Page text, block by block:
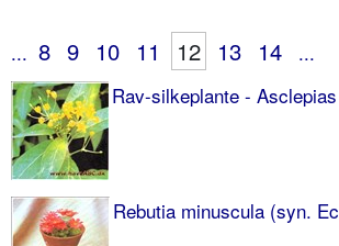
... 8 9 10 11 12 13 14
...
Rav-silkeplante -
Rebutia minuscula (syn.